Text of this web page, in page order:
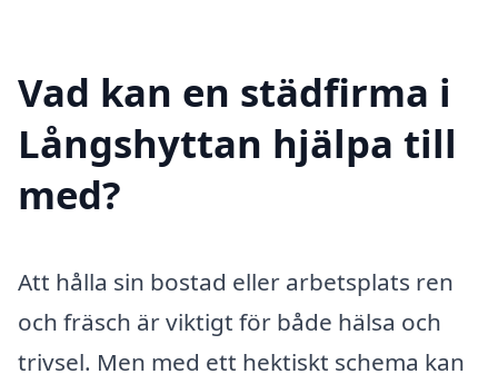
Vad kan en städfirma i
Långshyttan hjälpa till
med?
Att hålla sin bostad eller arbetsplats ren
och fräsch är viktigt för både hälsa och
trivsel. Men med ett hektiskt schema kan